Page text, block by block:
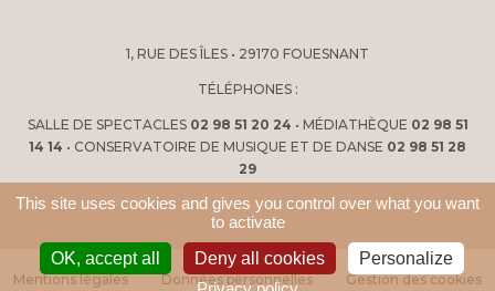
1, RUE DES ÎLES • 29170 FOUESNANT
TÉLÉPHONES :
SALLE DE SPECTACLES 02 98 51 20 24 • MÉDIATHÈQUE 02 98 51
14 14 • CONSERVATOIRE DE MUSIQUE ET DE DANSE 02 98 51 28
29
Mentions légales Données personnelles Gestion des cookies
This site uses cookies and gives you control over what you want
to activate
OK, accept all
Deny all cookies
Personalize